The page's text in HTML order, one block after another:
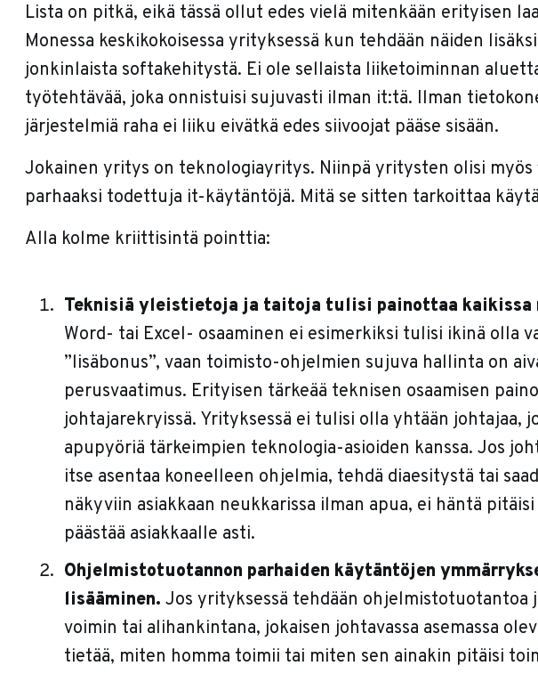
Lista on pitkä, eikä tässä ollut edes vielä mitenkään erityisen
Monessa keskikokoisessa yrityksessä kun tehdään näiden
jonkinlaista softakehitystä. Ei ole sellaista liiketoiminnan
työtehtävää, joka onnistuisi sujuvasti ilman it:tä. Ilman
järjestelmiä raha ei liiku eivätkä edes siivoojat pääse sisään.
Jokainen yritys on teknologiayritys. Niinpä yritysten olisi myös
parhaaksi todettuja it-käytäntöjä. Mitä se sitten tarkoittaa
Alla kolme kriittisintä pointtia:
Teknisiä yleistietoja ja taitoja tulisi painottaa kaikissa
Word- tai Excel- osaaminen ei esimerkiksi tulisi ikinä olla
”lisäbonus”, vaan toimisto-ohjelmien sujuva hallinta on
perusvaatimus. Erityisen tärkeää teknisen osaamisen
johtajarekryissä. Yrityksessä ei tulisi olla yhtään johtajaa,
apupyöriä tärkeimpien teknologia-asioiden kanssa. Jos
itse asentaa koneelleen ohjelmia, tehdä diaesitystä tai
näkyviin asiakkaan neukkarissa ilman apua, ei häntä pitäisi
päästää asiakkaalle asti.
Ohjelmistotuotannon parhaiden käytäntöjen
lisääminen. Jos yrityksessä tehdään ohjelmistotuotantoa
voimin tai alihankintana, jokaisen johtavassa asemassa
tietää, miten homma toimii tai miten sen ainakin pitäisi